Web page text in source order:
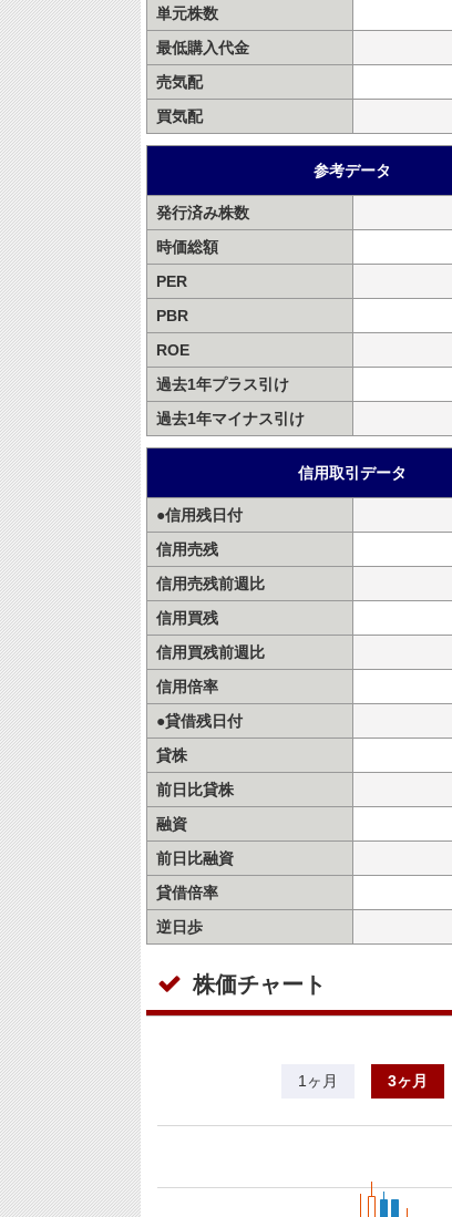
単元株数
最低購入代金
売気配
買気配
参考データ
発行済み株数
時価総額
PER
PBR
ROE
過去1年プラス引け
過去1年マイナス引け
信用取引データ
●信用残日付
信用売残
信用売残前週比
信用買残
信用買残前週比
信用倍率
●貸借残日付
貸株
前日比貸株
融資
前日比融資
貸借倍率
逆日歩
株価チャート
1ヶ月 3ヶ月